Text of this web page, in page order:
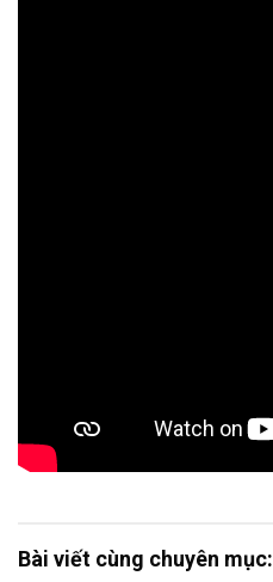
Bài viết cùng chuyên mục: